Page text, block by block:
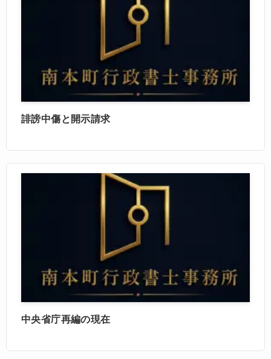
誹謗中傷と開示請求
中央省庁再編の現在